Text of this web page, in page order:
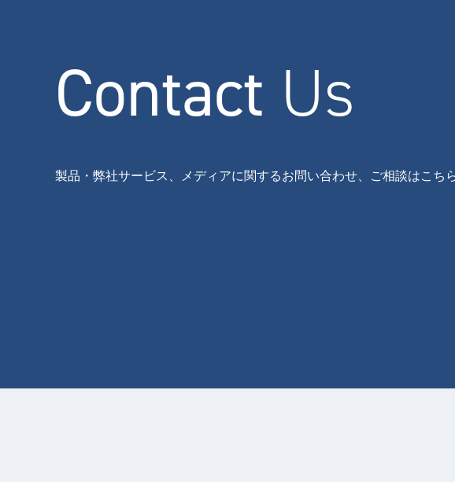
Contact Us
製品・弊社サービス、メディアに関するお問い合わせ、ご相談はこち